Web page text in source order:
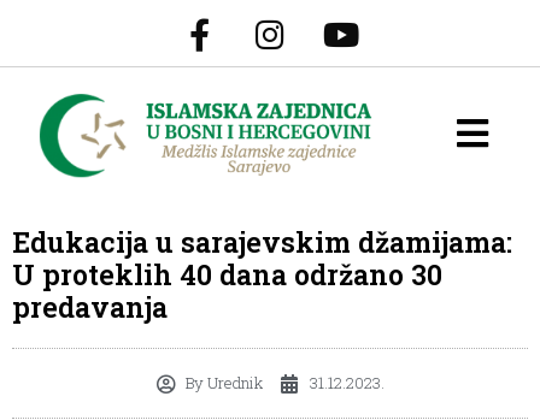
Edukacija u sarajevskim džamijama:
U proteklih 40 dana održano 30
predavanja
ByUrednik 31.12.2023.